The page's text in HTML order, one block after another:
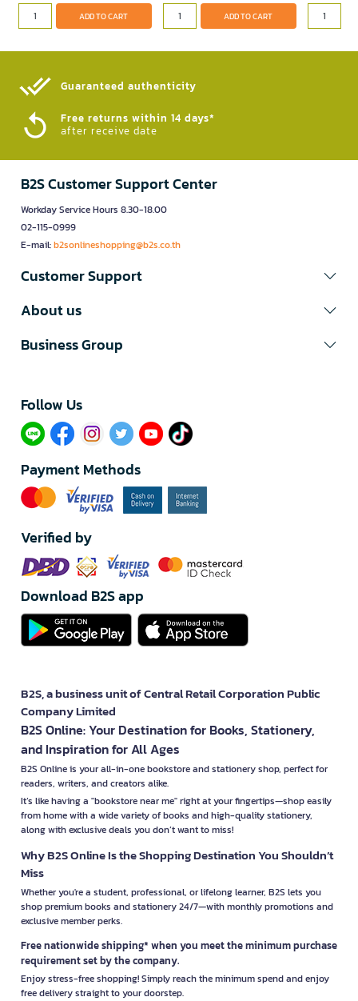
ADD TO CART
ADD TO CART
ADD TO CART
Guaranteed authenticity​
Free returns within 14 days*
after receive date
B2S Customer Support Center
Workday Service Hours 8.30-18.00
02-115-0999
E-mail:b2sonlineshopping@b2s.co.th
Customer Support
About us
Business Group
Follow Us​
Payment Methods
Verified by
Download B2S app
B2S, a business unit of Central Retail Corporation Public
Company Limited
B2S Online: Your Destination for Books, Stationery,
and Inspiration for All Ages
B2S Online is your all-in-one bookstore and stationery shop, perfect for
readers, writers, and creators alike.
It’s like having a "bookstore near me" right at your fingertips—shop easily
from home with a wide variety of books and high-quality stationery,
along with exclusive deals you don’t want to miss!
Why B2S Online Is the Shopping Destination You Shouldn’t
Miss
Whether you're a student, professional, or lifelong learner, B2S lets you
shop premium books and stationery 24/7—with monthly promotions and
exclusive member perks.
Free nationwide shipping* when you meet the minimum purchase
requirement set by the company.
Enjoy stress-free shopping! Simply reach the minimum spend and enjoy
free delivery straight to your doorstep.